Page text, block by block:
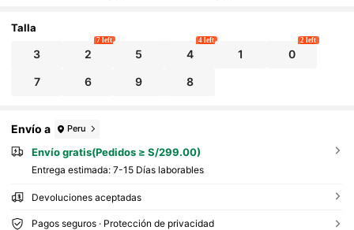
e cumpleaños, aniversario y reunión familiar
Talla
3 2
7 left
5 4
4 left
1 0
2 left
7 6 9 8
Envío a Peru
Envío gratis(Pedidos ≥ S/299.00)
Entrega estimada: 7-15 Días laborables
Devoluciones aceptadas
Pagos seguros · Protección de privacidad